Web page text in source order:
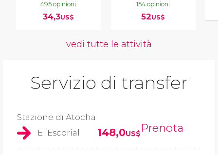
495 opinioni
34,3US$
154 opinioni
52US$
vedi tutte le attività
Servizio di transfer
Stazione di Atocha
El Escorial
148,0US$Prenota